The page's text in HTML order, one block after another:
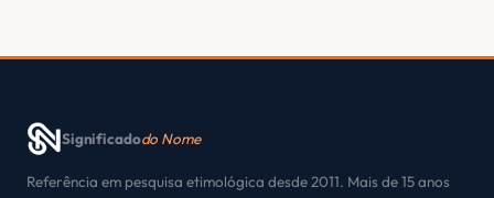
Significadodo Nome
Referência em pesquisa etimológica desde 2011. Mais de 15 anos